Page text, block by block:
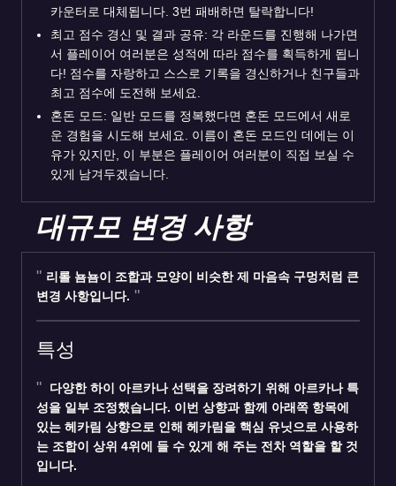
카운터로 대체됩니다. 3번 패배하면 탈락합니다!
최고 점수 경신 및 결과 공유: 각 라운드를 진행해 나가면
서 플레이어 여러분은 성적에 따라 점수를 획득하게 됩니
다! 점수를 자랑하고 스스로 기록을 경신하거나 친구들과
최고 점수에 도전해 보세요.
혼돈 모드: 일반 모드를 정복했다면 혼돈 모드에서 새로
운 경험을 시도해 보세요. 이름이 혼돈 모드인 데에는 이
유가 있지만, 이 부분은 플레이어 여러분이 직접 보실 수
있게 남겨두겠습니다.
대규모 변경 사항
리롤 뇸뇸이 조합과 모양이 비슷한 제 마음속 구멍처럼 큰
변경 사항입니다.
특성
다양한 하이 아르카나 선택을 장려하기 위해 아르카나 특
성을 일부 조정했습니다. 이번 상향과 함께 아래쪽 항목에
있는 헤카림 상향으로 인해 헤카림을 핵심 유닛으로 사용하
는 조합이 상위 4위에 들 수 있게 해 주는 전차 역할을 할 것
입니다.